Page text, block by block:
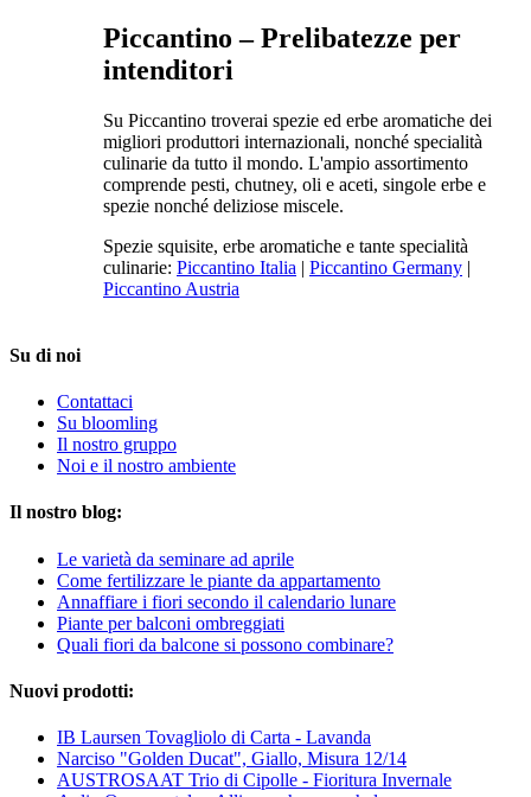
Piccantino – Prelibatezze per
intenditori
Su Piccantino troverai spezie ed erbe aromatiche dei
migliori produttori internazionali, nonché specialità
culinarie da tutto il mondo. L'ampio assortimento
comprende pesti, chutney, oli e aceti, singole erbe e
spezie nonché deliziose miscele.
Spezie squisite, erbe aromatiche e tante specialità
culinarie: Piccantino Italia | Piccantino Germany |
Piccantino Austria
Su di noi
Contattaci
Su bloomling
Il nostro gruppo
Noi e il nostro ambiente
Il nostro blog:
Le varietà da seminare ad aprile
Come fertilizzare le piante da appartamento
Annaffiare i fiori secondo il calendario lunare
Piante per balconi ombreggiati
Quali fiori da balcone si possono combinare?
Nuovi prodotti:
IB Laursen Tovagliolo di Carta - Lavanda
Narciso "Golden Ducat", Giallo, Misura 12/14
AUSTROSAAT Trio di Cipolle - Fioritura Invernale